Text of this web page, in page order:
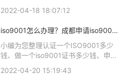
业iso9001认证机构推荐、哪个做高新
技术企业认证机构比较好，谁能给推荐
一下、iso9001认证 梅州有什么认证机
构可以推荐给我么、请问山东省内有哪
些ISO9000认证机构求推荐相关iso体
2022-04-18 18:07:12
iso9001怎么办理？成都申请iso9001
认证多少钱？
小编为您整理认证一个ISO9001多少
钱、做一个iso9001证书多少钱、申请
ISO9001审核员每个人周多少钱、搞个
2022-04-20 15:19:43